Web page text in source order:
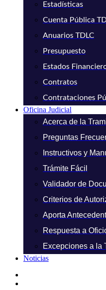
Estadísticas
Cuenta Pública
Anuarios TDLC
Presupuesto
Estados
Contratos
Contrataciones
Oficina Judicial
Acerca de la
Preguntas
Instructivos y
Trámite Fácil
Validador de
Criterios de
Aporta
Respuesta a
Excepciones a la
Noticias